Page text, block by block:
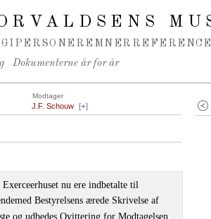
PERSONER EMNER
Dokumenterne år for år
Modtager
J.F. Schouw [+]
nu ere indbetalte til
Bestyrelsens ærede Skrivelse af
og udbedes Qvittering for Modtagelsen